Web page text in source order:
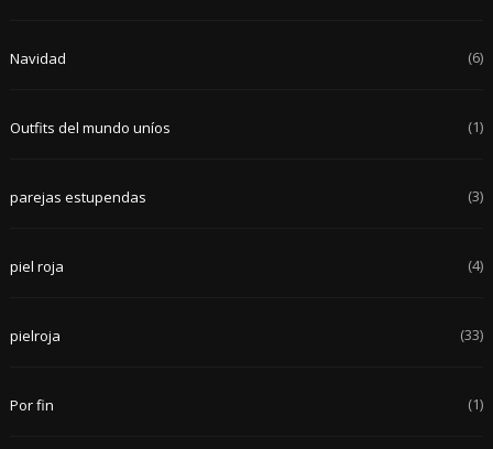
Navidad (6)
Outfits del mundo uníos (1)
parejas estupendas (3)
piel roja (4)
pielroja (33)
Por fin (1)